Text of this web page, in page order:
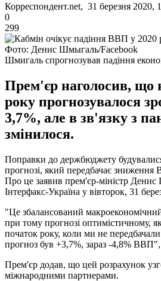
Корреспондент.net, 31 березня 2020,
0
299
Фото: Денис Шмыгаль/Facebook
Шмигаль спрогнозував падіння
Прем'єр наголосив, що
року прогнозувалося
3,7%, але в зв'язку з
змінилося.
Поправки до держбюджету
прогнозі, який передбачає
Про це заявив прем'єр-міністр
Інтерфакс-Україна у вівторок, 31
"Це збалансований
при тому прогнозі оптимістичному,
початок року, коли ми не передбачали
прогноз був +3,7%, зараз -4,8%
Прем'єр додав, що цей розрахунок
міжнародними партнерами.